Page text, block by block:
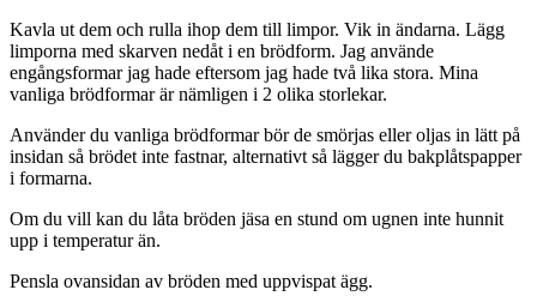
Kavla ut dem och rulla ihop dem till limpor. Vik in ändarna. Lägg
limporna med skarven nedåt i en brödform. Jag använde
engångsformar jag hade eftersom jag hade två lika stora. Mina
vanliga brödformar är nämligen i 2 olika storlekar.
Använder du vanliga brödformar bör de smörjas eller oljas in lätt på
insidan så brödet inte fastnar, alternativt så lägger du bakplåtspapper
i formarna.
Om du vill kan du låta bröden jäsa en stund om ugnen inte hunnit
upp i temperatur än.
Pensla ovansidan av bröden med uppvispat ägg.